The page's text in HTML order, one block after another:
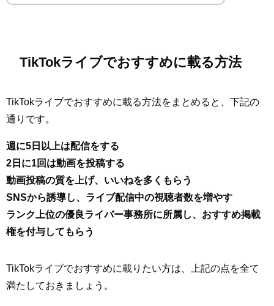
TikTokライブでおすすめに載る方法
TikTokライブでおすすめに載る方法をまとめると、下記の
通りです。
週に5日以上は配信をする
2日に1回は動画を投稿する
動画投稿の質を上げ、いいねを多くもらう
SNSから誘導し、ライブ配信中の視聴者数を増やす
ランク上位の優良ライバー事務所に所属し、おすすめ掲載
権を付与してもらう
TikTokライブでおすすめに載りたい方は、上記の点を全て
満たしておきましょう。